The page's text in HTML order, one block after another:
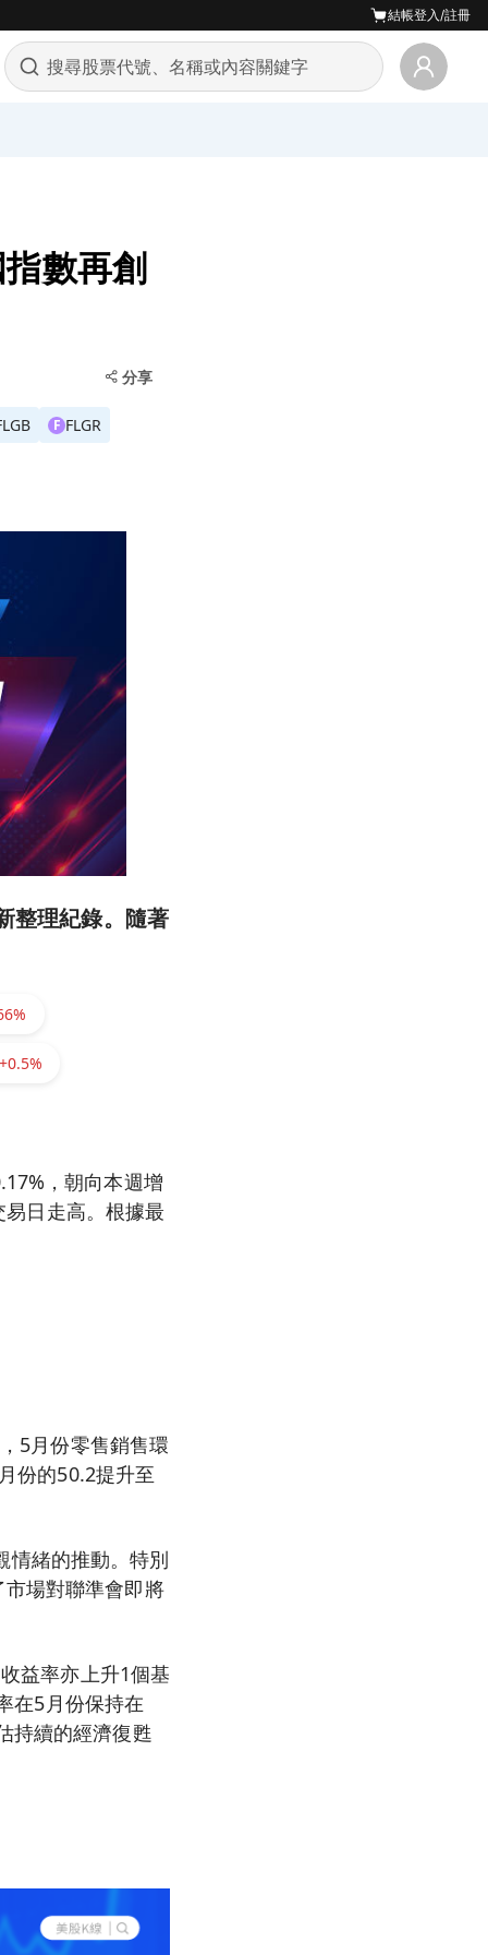
結帳登入/註冊
數再創
分享
F FLGR
整理紀錄。隨著
，朝向本週增
日走高。根據最
5月份零售銷售環
份的50.2提升至
情緒的推動。特別
場對聯準會即將
益率亦上升1個基
在5月份保持在
持續的經濟復甦